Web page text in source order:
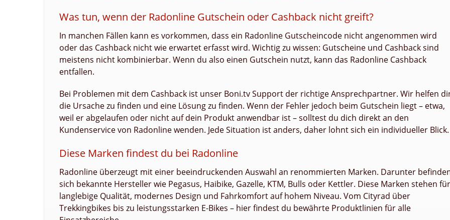
Was tun, wenn der Radonline Gutschein oder Cashback nicht greift?
In manchen Fällen kann es vorkommen, dass ein Radonline Gutscheincode nicht angenommen wird
oder das Cashback nicht wie erwartet erfasst wird. Wichtig zu wissen: Gutscheine und Cashback sind
meistens nicht kombinierbar. Wenn du also einen Gutschein nutzt, kann das Radonline Cashback
entfallen.
Bei Problemen mit dem Cashback ist unser Boni.tv Support der richtige Ansprechpartner. Wir helfen
die Ursache zu finden und eine Lösung zu finden. Wenn der Fehler jedoch beim Gutschein liegt – etwa,
weil er abgelaufen oder nicht auf dein Produkt anwendbar ist – solltest du dich direkt an den
Kundenservice von Radonline wenden. Jede Situation ist anders, daher lohnt sich ein individueller Blick.
Diese Marken findest du bei Radonline
Radonline überzeugt mit einer beeindruckenden Auswahl an renommierten Marken. Darunter
sich bekannte Hersteller wie Pegasus, Haibike, Gazelle, KTM, Bulls oder Kettler. Diese Marken stehen für
langlebige Qualität, modernes Design und Fahrkomfort auf hohem Niveau. Vom Cityrad über
Trekkingbikes bis zu leistungsstarken E-Bikes – hier findest du bewährte Produktlinien für alle